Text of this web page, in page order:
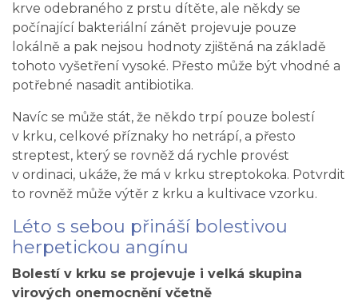
krve odebraného z prstu dítěte, ale někdy se
počínající bakteriální zánět projevuje pouze
lokálně a pak nejsou hodnoty zjištěná na základě
tohoto vyšetření vysoké. Přesto může být vhodné a
potřebné nasadit antibiotika.
Navíc se může stát, že někdo trpí pouze bolestí
v krku, celkové příznaky ho netrápí, a přesto
streptest, který se rovněž dá rychle provést
v ordinaci, ukáže, že má v krku streptokoka. Potvrdit
to rovněž může výtěr z krku a kultivace vzorku.
Léto s sebou přináší bolestivou
herpetickou angínu
Bolestí v krku se projevuje i velká skupina
virových onemocnění včetně